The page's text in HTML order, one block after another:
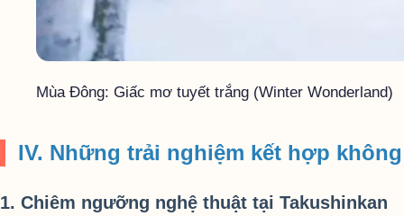
Mùa Đông: Giấc mơ tuyết trắng (Winter Wonderland)
IV. Những trải nghiệm kết hợp
1. Chiêm ngưỡng nghệ thuật tại Takushinkan